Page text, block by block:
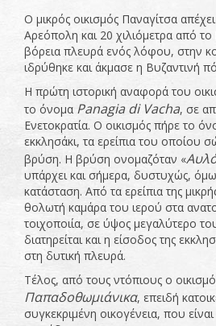
Ο μικρός οικισμός Παναγίτσα
Αρεόπολη και 20 χιλιόμετρα από το
βόρεια πλευρά ενός λόφου, στην
ιδρύθηκε και άκμασε η Βυζαντινή
Η πρώτη ιστορική αναφορά του
το όνομα Panagia di Vacha, σε
Ενετοκρατία. Ο οικισμός πήρε το
εκκλησάκι, τα ερείπια του οποίου
βρύση. Η βρύση ονομαζόταν «
υπάρχει και σήμερα, δυστυχώς,
κατάσταση. Από τα ερείπια της
θολωτή καμάρα του ιερού στα
τοιχοποιία, σε ύψος μεγαλύτερο
διατηρείται και η είσοδος της
στη δυτική πλευρά.
Τέλος, από τους ντόπιους ο
Παπαδοθωμιάνικα, επειδή
συγκεκριμένη οικογένεια, που